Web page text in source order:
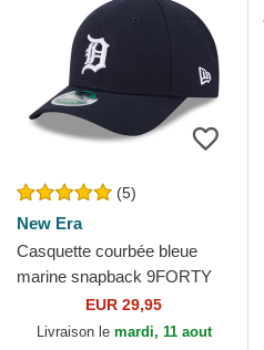
(5)
New Era
Casquette courbée bleue
marine snapback 9FORTY
M-Crown Player Replica
Detroit Tigers MLB New Era
EUR 29,95
Livraison le mardi, 11 aout